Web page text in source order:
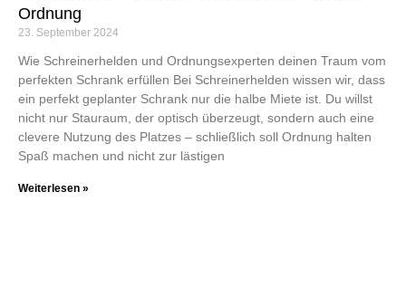
Ordnung
23. September 2024
Wie Schreinerhelden und Ordnungsexperten deinen Traum vom
perfekten Schrank erfüllen Bei Schreinerhelden wissen wir, dass
ein perfekt geplanter Schrank nur die halbe Miete ist. Du willst
nicht nur Stauraum, der optisch überzeugt, sondern auch eine
clevere Nutzung des Platzes – schließlich soll Ordnung halten
Spaß machen und nicht zur lästigen
Weiterlesen »